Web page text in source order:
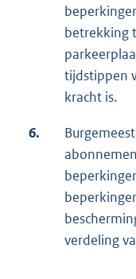
betrekking
tijdstippen
kracht is.
6.
verdeling